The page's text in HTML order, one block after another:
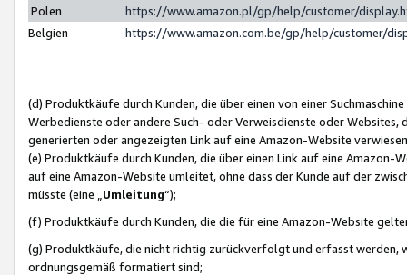
Polen
https://www.amazon.pl/gp/help/customer/
Belgien
https://www.amazon.com.be/gp/help/customer/
(d) Produktkäufe durch Kunden, die über einen von einer
Werbedienste oder andere Such- oder Verweisdienste oder Websites,
generierten oder angezeigten Link auf eine Amazon-Website
(e) Produktkäufe durch Kunden, die über einen Link auf eine
auf eine Amazon-Website umleitet, ohne dass der Kunde auf der
müsste (eine „ Umleitung“);
(f) Produktkäufe durch Kunden, die die für eine Amazon-Website
(g) Produktkäufe, die nicht richtig zurückverfolgt und erfasst werden,
ordnungsgemäß formatiert sind;